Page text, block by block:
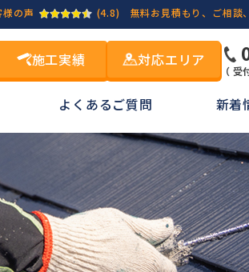
の声 (4.8) 無料お見積もり、ご相談
施工実績 対応エリア
（
よくあるご質問 新着